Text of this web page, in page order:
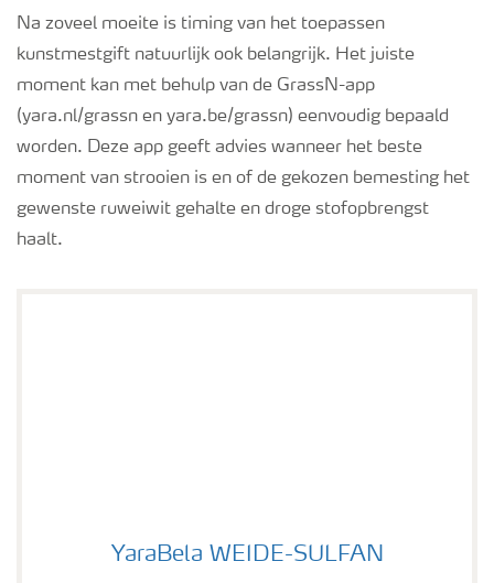
Na zoveel moeite is timing van het toepassen
kunstmestgift natuurlijk ook belangrijk. Het juiste
moment kan met behulp van de GrassN-app
(yara.nl/grassn en yara.be/grassn) eenvoudig bepaald
worden. Deze app geeft advies wanneer het beste
moment van strooien is en of de gekozen bemesting het
gewenste ruweiwit gehalte en droge stofopbrengst
haalt.
YaraBela WEIDE-SULFAN
YaraBela WEIDE-SULFAN